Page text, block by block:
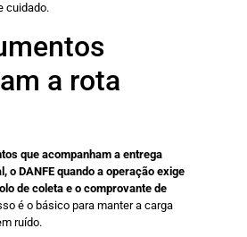
cuidado.
a rota
que acompanham a entrega
o DANFE quando a operação exige
de coleta e o comprovante de
é o básico para manter a carga
ruído.